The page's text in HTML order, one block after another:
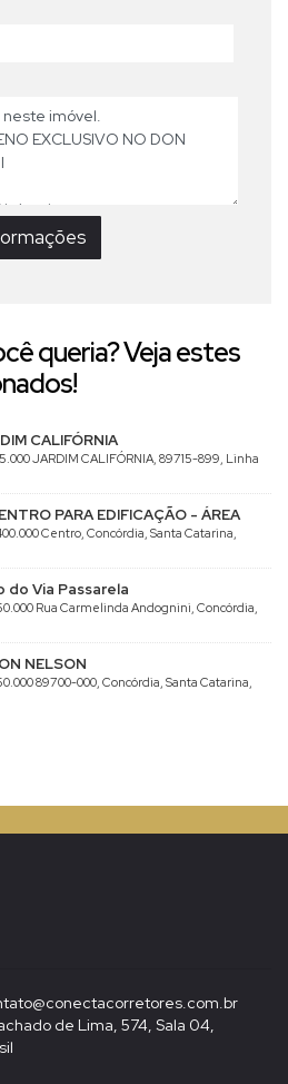
queria? Veja estes
CALIFÓRNIA
JARDIM CALIFÓRNIA, 89715-899, Linha
Santa Catarina, Brasil
PARA EDIFICAÇÃO - ÁREA
Centro, Concórdia, Santa Catarina,
do Via Passarela
Rua Carmelinda Andognini, Concórdia,
NELSON
89700-000, Concórdia, Santa Catarina,
de Lima, 574, Sala 04,